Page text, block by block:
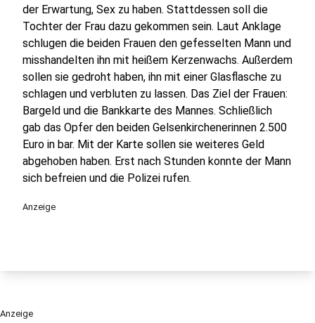
der Erwartung, Sex zu haben. Stattdessen soll die
Tochter der Frau dazu gekommen sein. Laut Anklage
schlugen die beiden Frauen den gefesselten Mann und
misshandelten ihn mit heißem Kerzenwachs. Außerdem
sollen sie gedroht haben, ihn mit einer Glasflasche zu
schlagen und verbluten zu lassen. Das Ziel der Frauen:
Bargeld und die Bankkarte des Mannes. Schließlich
gab das Opfer den beiden Gelsenkirchenerinnen 2.500
Euro in bar. Mit der Karte sollen sie weiteres Geld
abgehoben haben. Erst nach Stunden konnte der Mann
sich befreien und die Polizei rufen.
Anzeige
Anzeige